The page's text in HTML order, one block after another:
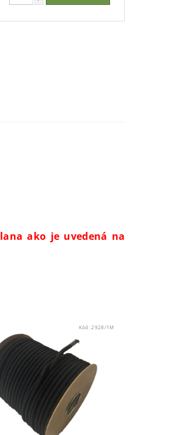
ako je uvedená na
Kód:2928/1M